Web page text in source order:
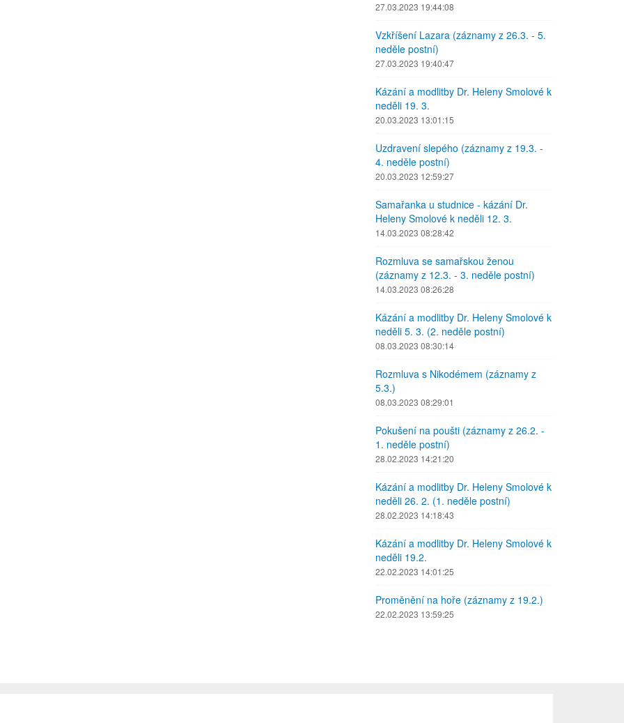
27.03.2023 19:44:08
Vzkříšení Lazara (záznamy z 26.3. - 5.
neděle postní)
27.03.2023 19:40:47
Kázání a modlitby Dr. Heleny Smolové k
neděli 19. 3.
20.03.2023 13:01:15
Uzdravení slepého (záznamy z 19.3. -
4. neděle postní)
20.03.2023 12:59:27
Samařanka u studnice - kázání Dr.
Heleny Smolové k neděli 12. 3.
14.03.2023 08:28:42
Rozmluva se samařskou ženou
(záznamy z 12.3. - 3. neděle postní)
14.03.2023 08:26:28
Kázání a modlitby Dr. Heleny Smolové k
neděli 5. 3. (2. neděle postní)
08.03.2023 08:30:14
Rozmluva s Nikodémem (záznamy z
5.3.)
08.03.2023 08:29:01
Pokušení na poušti (záznamy z 26.2. -
1. neděle postní)
28.02.2023 14:21:20
Kázání a modlitby Dr. Heleny Smolové k
neděli 26. 2. (1. neděle postní)
28.02.2023 14:18:43
Kázání a modlitby Dr. Heleny Smolové k
neděli 19.2.
22.02.2023 14:01:25
Proměnění na hoře (záznamy z 19.2.)
22.02.2023 13:59:25